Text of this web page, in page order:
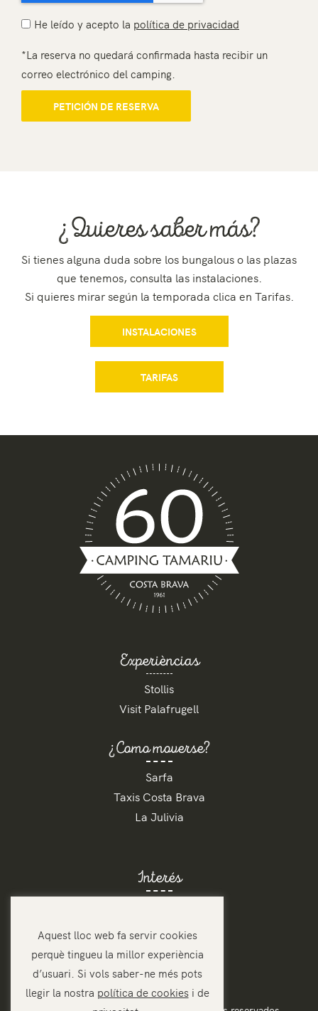
He leído y acepto la política de privacidad
*La reserva no quedará confirmada hasta recibir un
correo electrónico del camping.
PETICIÓN DE RESERVA
¿Quieres saber más?
Si tienes alguna duda sobre los bungalous o las plazas
que tenemos, consulta las instalaciones.
Si quieres mirar según la temporada clica en Tarifas.
INSTALACIONES
TARIFAS
Experièncias
Stollis
Visit Palafrugell
¿Como moverse?
Sarfa
Taxis Costa Brava
La Julivia
Interés
Aquest lloc web fa servir cookies
perquè tingueu la millor experiència
d’usuari. Si vols saber-ne més pots
llegir la nostra política de cookiesi de